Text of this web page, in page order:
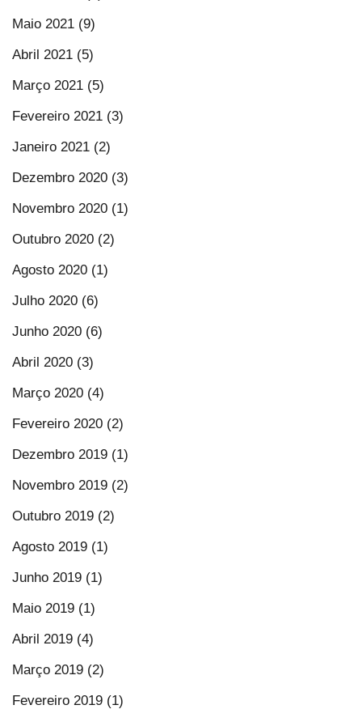
Maio 2021 (9)
Abril 2021 (5)
Março 2021 (5)
Fevereiro 2021 (3)
Janeiro 2021 (2)
Dezembro 2020 (3)
Novembro 2020 (1)
Outubro 2020 (2)
Agosto 2020 (1)
Julho 2020 (6)
Junho 2020 (6)
Abril 2020 (3)
Março 2020 (4)
Fevereiro 2020 (2)
Dezembro 2019 (1)
Novembro 2019 (2)
Outubro 2019 (2)
Agosto 2019 (1)
Junho 2019 (1)
Maio 2019 (1)
Abril 2019 (4)
Março 2019 (2)
Fevereiro 2019 (1)